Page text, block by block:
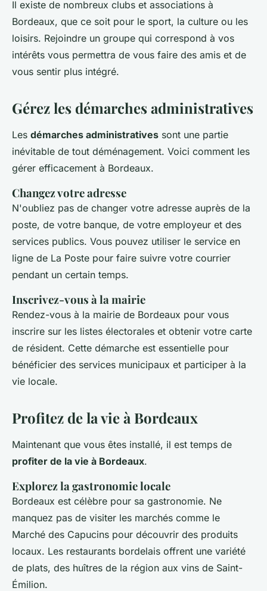
Il existe de nombreux clubs et associations à
Bordeaux, que ce soit pour le sport, la culture ou les
loisirs. Rejoindre un groupe qui correspond à vos
intérêts vous permettra de vous faire des amis et de
vous sentir plus intégré.
Gérez les démarches administratives
Les démarches administratives sont une partie
inévitable de tout déménagement. Voici comment les
gérer efficacement à Bordeaux.
Changez votre adresse
N'oubliez pas de changer votre adresse auprès de la
poste, de votre banque, de votre employeur et des
services publics. Vous pouvez utiliser le service en
ligne de La Poste pour faire suivre votre courrier
pendant un certain temps.
Inscrivez-vous à la mairie
Rendez-vous à la mairie de Bordeaux pour vous
inscrire sur les listes électorales et obtenir votre carte
de résident. Cette démarche est essentielle pour
bénéficier des services municipaux et participer à la
vie locale.
Profitez de la vie à Bordeaux
Maintenant que vous êtes installé, il est temps de
profiter de la vie à Bordeaux.
Explorez la gastronomie locale
Bordeaux est célèbre pour sa gastronomie. Ne
manquez pas de visiter les marchés comme le
Marché des Capucins pour découvrir des produits
locaux. Les restaurants bordelais offrent une variété
de plats, des huîtres de la région aux vins de Saint-
Émilion.